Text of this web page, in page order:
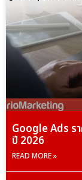
Google Ads ร
ปี 2026
READ MORE »